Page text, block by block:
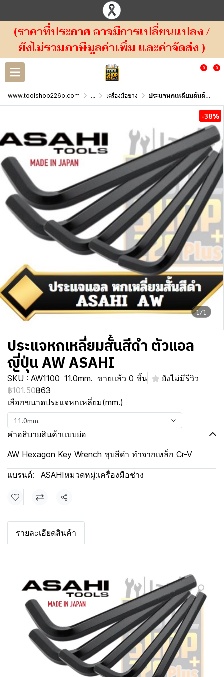
(ราคาที่ประกาศ อาจมีการเปลี่ยนแปลง /
ยังไม่รวมภาษีมูลค่าเพิ่ม และค่าจัดส่ง )
0 0
www.toolshop226p.com ... เครื่องมือช่าง ประแจหกเหลี่ยมสั้นสีดำ ตัวแอล ญี่ปุ่น AW ASAHI
1/1
-38%
ประแจหกเหลี่ยมสั้นสีดำ ตัวแอล
ญี่ปุ่น AW ASAHI
SKU : AW1100 11.0mm. ขายแล้ว 0 ชิ้น
ยังไม่มีรีวิว
฿101.50฿63
เลือกขนาดประแจหกเหลี่ยม(mm.)
11.0mm.
คำอธิบายสินค้าแบบย่อ
AW Hexagon Key Wrench ชุบสีดำ ทำจากเหล็ก Cr-V
แบรนด์: ASAHIหมวดหมู่:เครื่องมือช่าง
แชร์
รายละเอียดสินค้า